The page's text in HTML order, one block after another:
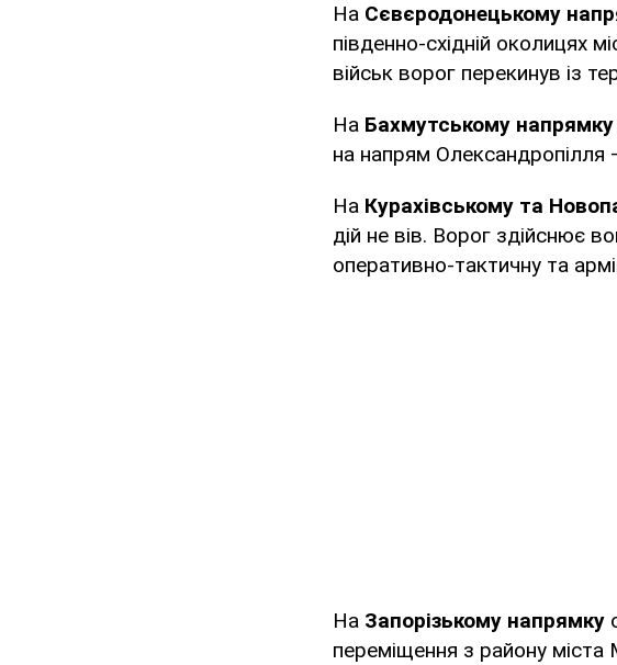
На Сєвєродонецькому
південно-східній околицях
військ ворог перекинув із
На Бахмутському напрямку
на напрям
На Курахівському та
дій не вів. Ворог здійснює
оперативно-тактичну та
На Запорізькому напрямку
переміщення з району міста